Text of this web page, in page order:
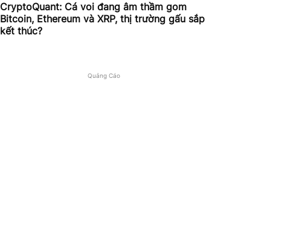
CryptoQuant: Cá voi đang âm thầm gom
Bitcoin, Ethereum và XRP, thị trường gấu sắp
kết thúc?
Quảng Cáo